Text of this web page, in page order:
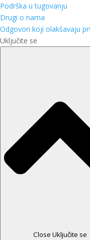
Podrška u tugovanju
Drugi o nama
Odgovori koji olakšavaju
Uključite se
Close Uključite se